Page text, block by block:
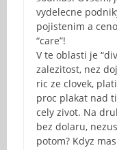
vydelecne
pojistenim a
“care”!
V te oblasti je
zalezitost, nez
ric ze clovek,
proc plakat nad
cely zivot. Na
bez dolaru,
potom? Kdyz